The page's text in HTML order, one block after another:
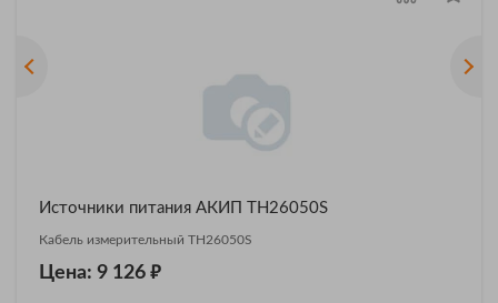
Источники питания АКИП TH26050S
Кабель измерительный TH26050S
Цена: 9 126 ₽